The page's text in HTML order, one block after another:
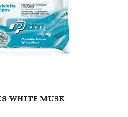
WHITE MUSK